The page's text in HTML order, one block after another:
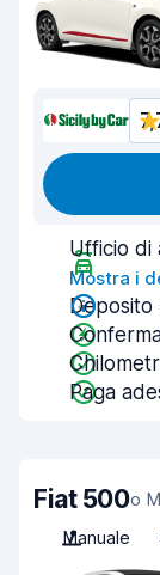
Ufficio di
Mostra i
Deposito
Paga
Fiat 500o
Manuale